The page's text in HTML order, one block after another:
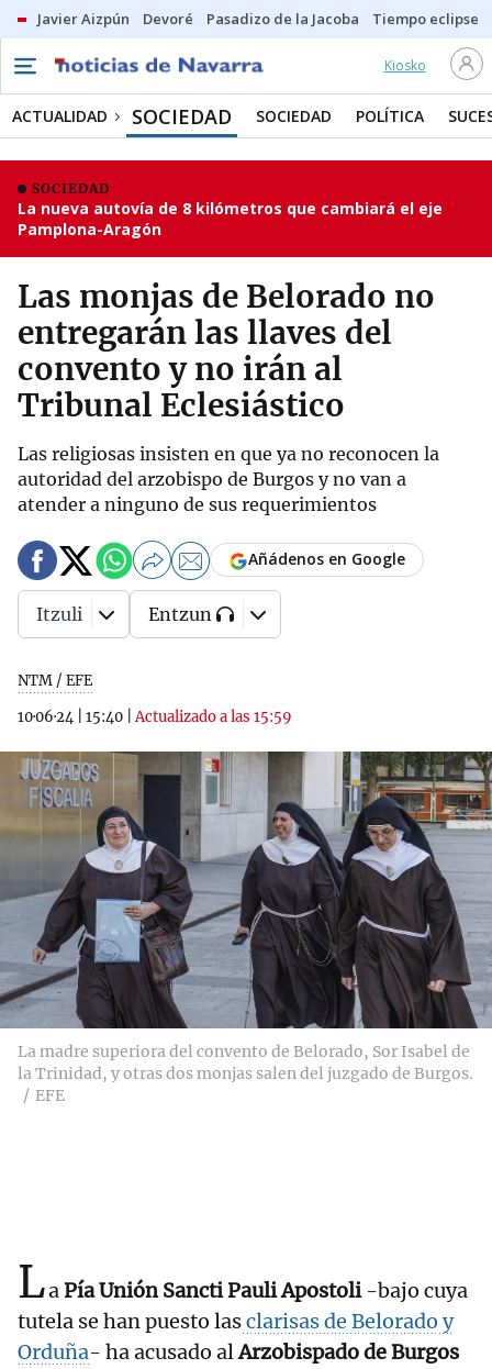
Javier Aizpún Devoré Pasadizo de la Jacoba Tiempo eclipse
Kiosko
ACTUALIDAD SOCIEDAD SOCIEDAD POLÍTICA
SOCIEDAD
La nueva autovía de 8 kilómetros que cambiará el eje
Pamplona-Aragón
Las monjas de Belorado no
entregarán las llaves del
convento y no irán al
Tribunal Eclesiástico
Las religiosas insisten en que ya no reconocen la
autoridad del arzobispo de Burgos y no van a
atender a ninguno de sus requerimientos
NTM / EFE
10·06·24
15:40 |Actualizado a las 15:59
Añádenos en Google
Itzuli Entzun
La madre superiora del convento de Belorado, Sor Isabel de
la Trinidad, y otras dos monjas salen del juzgado de Burgos.
EFE
LaPía Unión Sancti Pauli Apostoli-bajo cuya
tutela se han puesto lasclarisas de Belorado y
Orduña- ha acusado alArzobispado de Burgos